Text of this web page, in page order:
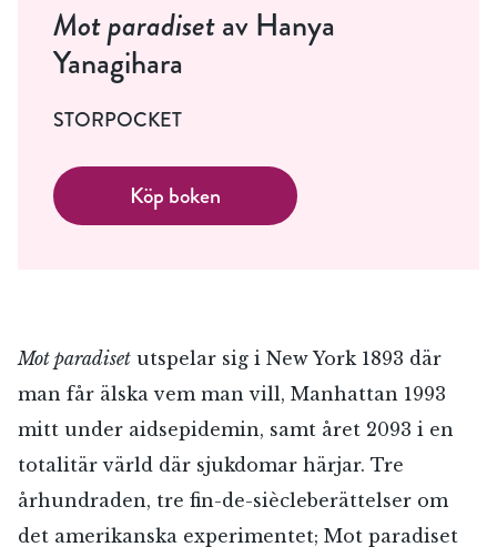
Mot paradisetav Hanya
Yanagihara
STORPOCKET
Köp boken
Mot paradiset utspelar sig i New York 1893 där
man får älska vem man vill, Manhattan 1993
mitt under aidsepidemin, samt året 2093 i en
totalitär värld där sjukdomar härjar. Tre
århundraden, tre fin-de-siècleberättelser om
det amerikanska experimentet; Mot paradiset